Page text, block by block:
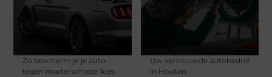
Zo bescherm je je auto
tegen marterschade: kies
Uw vertrouwde autobedrijf
in Houten